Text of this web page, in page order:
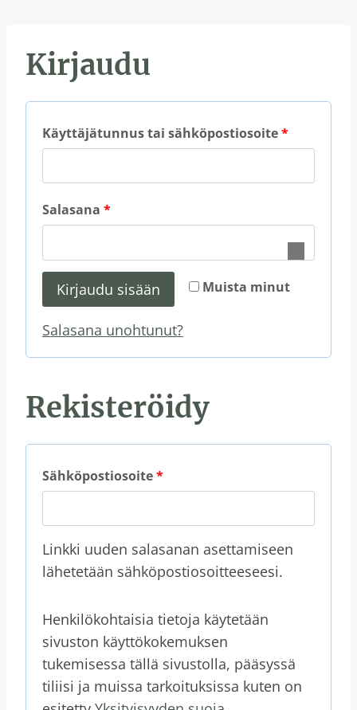
Kirjaudu
Käyttäjätunnus tai sähköpostiosoite*V
d
t
Salasana *V
a
d
i
t
a
Muista minut
Kirjaudu sisään
Salasana unohtunut?
Rekisteröidy
Sähköpostiosoite*V
d
t
a
Linkki uuden salasanan asettamiseen
lähetetään sähköpostiosoitteeseesi.
Henkilökohtaisia tietoja käytetään
sivuston käyttökokemuksen
tukemisessa tällä sivustolla, pääsyssä
tiliisi ja muissa tarkoituksissa kuten on